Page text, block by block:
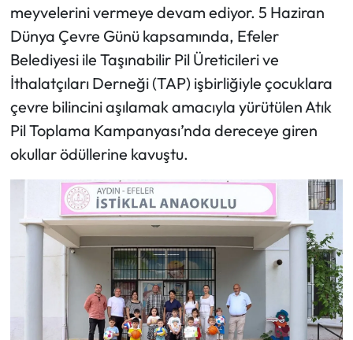
meyvelerini vermeye devam ediyor. 5 Haziran
Dünya Çevre Günü kapsamında, Efeler
Belediyesi ile Taşınabilir Pil Üreticileri ve
İthalatçıları Derneği (TAP) işbirliğiyle çocuklara
çevre bilincini aşılamak amacıyla yürütülen Atık
Pil Toplama Kampanyası’nda dereceye giren
okullar ödüllerine kavuştu.